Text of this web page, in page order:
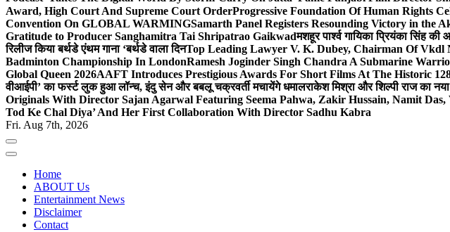
Award, High Court And Supreme Court OrderProgressive Foundation Of Human Rights
Convention On GLOBAL WARMINGSamarth Panel Registers Resounding Victory in the
Gratitude to Producer Sanghamitra Tai Shripatrao Gaikwadमशहूर पार्श्व गायिका प्रियंका सिंह
रिलीज किया बर्थडे एंथम गाना ‘बर्थडे वाला दिनTop Leading Lawyer V. K. Dubey, Chairman Of Vkdl
Badminton Championship In LondonRamesh Joginder Singh Chandra A Submarine
Global Queen 2026AAFT Introduces Prestigious Awards For Short Films At The Historic
वीआईपी’ का फर्स्ट लुक हुआ लॉन्च, इंदु सेन और बबलू चक्रवर्ती मचायेंगे धमालराकेश मिश्रा और शिल्पी राज का
Originals With Director Sajan Agarwal Featuring Seema Pahwa, Zakir Hussain, Namit
Tod Ke Chal Diya’ And Her First Collaboration With Director Sadhu Kabra
Fri. Aug 7th, 2026
Home
ABOUT Us
Entertainment News
Disclaimer
Contact